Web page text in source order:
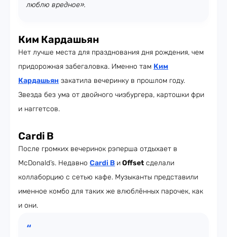
люблю вредное».
Ким Кардашьян
Нет лучше места для празднования дня рождения, чем
придорожная забегаловка. Именно там Ким
Кардашьян закатила вечеринку в прошлом году.
Звезда без ума от двойного чизбургера, картошки фри
и наггетсов.
Cardi B
После громких вечеринок рэперша отдыхает в
McDonald’s. Недавно Cardi B иOffset сделали
коллаборцию с сетью кафе. Музыканты представили
именное комбо для таких же влюблённых парочек, как
и они.